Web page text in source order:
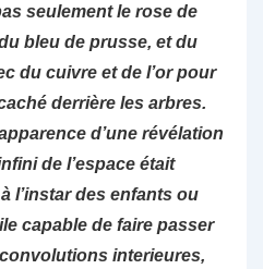
seulement le rose de
bleu de prusse, et du
du cuivre et de l’or pour
derrière les arbres.
d’une révélation
de l’espace était
l’instar des enfants ou
capable de faire passer
interieures,